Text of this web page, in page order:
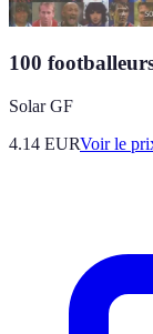
100
Solar GF
4.14 EURVoir le